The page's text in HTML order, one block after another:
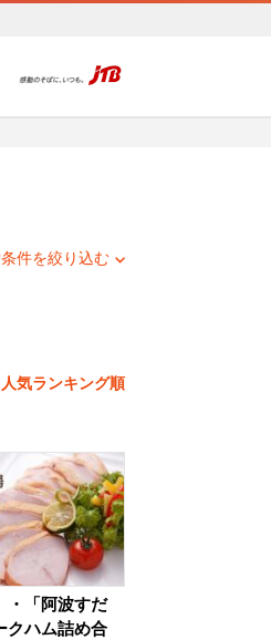
件を絞り込む
人気ランキング順
・「阿波すだ
クハム詰め合